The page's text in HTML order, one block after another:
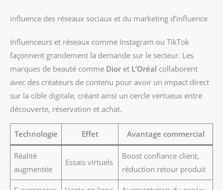
influence des réseaux sociaux et du marketing d’influence
Influenceurs et réseaux comme Instagram ou TikTok
façonnent grandement la demande sur le secteur. Les
marques de beauté comme Dior et L’Oréal collaborent
avec des créateurs de contenu pour avoir un impact direct
sur la cible digitale, créant ainsi un cercle vertueux entre
découverte, réservation et achat.
Technologie Effet Avantage commercial
Réalité
augmentée
Essais virtuels
Boost confiance client,
réduction retour produit